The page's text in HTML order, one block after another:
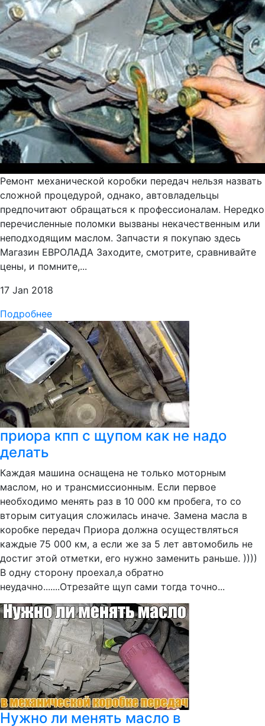
Ремонт механической коробки передач нельзя назвать
сложной процедурой, однако, автовладельцы
предпочитают обращаться к профессионалам. Нередко
перечисленные поломки вызваны некачественным или
неподходящим маслом. Запчасти я покупаю здесь
Магазин ЕВРОЛАДА Заходите, смотрите, сравнивайте
цены, и помните,...
17 Jan 2018
Подробнее
приора кпп с щупом как не надо
делать
Каждая машина оснащена не только моторным
маслом, но и трансмиссионным. Если первое
необходимо менять раз в 10 000 км пробега, то со
вторым ситуация сложилась иначе. Замена масла в
коробке передач Приора должна осуществляться
каждые 75 000 км, а если же за 5 лет автомобиль не
достиг этой отметки, его нужно заменить раньше. ))))
В одну сторону проехал,а обратно
неудачно.......Отрезайте щуп сами тогда точно...
Нужно ли менять масло в